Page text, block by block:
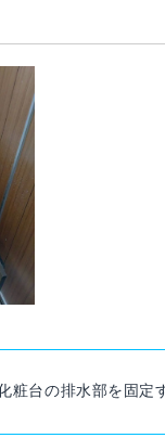
粧台の排水部を固